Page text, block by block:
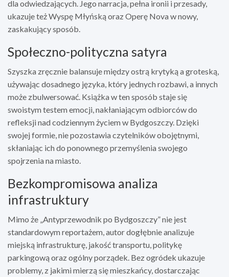
dla odwiedzających. Jego narracja, pełna ironii i przesady,
ukazuje też Wyspę Młyńską oraz Operę Nova w nowy,
zaskakujący sposób.
Społeczno-polityczna satyra
Szyszka zręcznie balansuje między ostrą krytyką a groteską,
używając dosadnego języka, który jednych rozbawi, a innych
może zbulwersować. Książka w ten sposób staje się
swoistym testem emocji, nakłaniającym odbiorców do
refleksji nad codziennym życiem w Bydgoszczy. Dzięki
swojej formie, nie pozostawia czytelników obojętnymi,
skłaniając ich do ponownego przemyślenia swojego
spojrzenia na miasto.
Bezkompromisowa analiza
infrastruktury
Mimo że „Antyprzewodnik po Bydgoszczy” nie jest
standardowym reportażem, autor dogłębnie analizuje
miejską infrastrukturę, jakość transportu, politykę
parkingową oraz ogólny porządek. Bez ogródek ukazuje
problemy, z jakimi mierzą się mieszkańcy, dostarczając